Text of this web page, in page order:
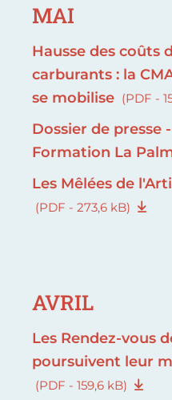
MAI
Hausse des coûts
carburants : la
se mobilise (PDF -
Dossier de presse
Formation La
Les Mêlées de
(PDF - 273,6 kB)
AVRIL
Les Rendez-vous
poursuivent leur
(PDF - 159,6 kB)